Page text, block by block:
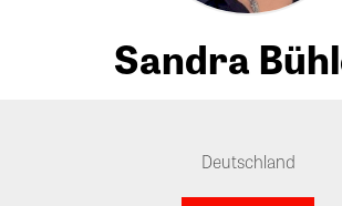
Sandra
Deutschland